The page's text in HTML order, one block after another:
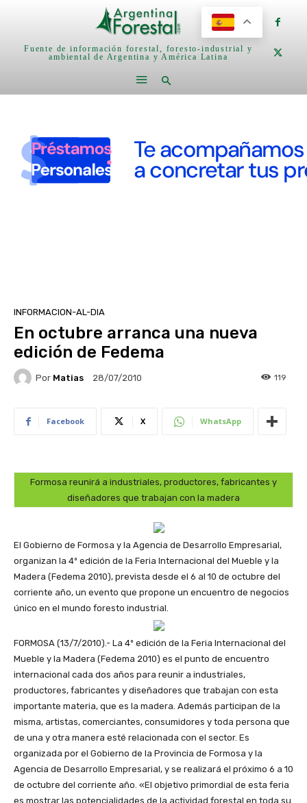
Fuente de información forestal, foresto-industrial y
ambiental de Argentina y América Latina
INFORMACION-AL-DIA
En octubre arranca una nueva
edición de Fedema
Por Matias 28/07/2010 119
Facebook X WhatsApp
Formosa reunirá a industriales, productores, fabricantes y
diseñadores que trabajan con la madera
El Gobierno de Formosa y la Agencia de Desarrollo Empresarial,
organizan la 4º edición de la Feria Internacional del Mueble y la
Madera (Fedema 2010), prevista desde el 6 al 10 de octubre del
corriente año, un evento que propone un encuentro de negocios
único en el mundo foresto industrial.
FORMOSA (13/7/2010).- La 4º edición de la Feria Internacional del
Mueble y la Madera (Fedema 2010) es el punto de encuentro
internacional cada dos años para reunir a industriales,
productores, fabricantes y diseñadores que trabajan con esta
importante materia, que es la madera. Además participan de la
misma, artistas, comerciantes, consumidores y toda persona que
de una y otra manera esté relacionada con el sector. Es
organizada por el Gobierno de la Provincia de Formosa y la
Agencia de Desarrollo Empresarial, y se realizará el próximo 6 a 10
de octubre del corriente año. «El objetivo primordial de esta feria
es mostrar las potencialidades de la actividad forestal en toda su